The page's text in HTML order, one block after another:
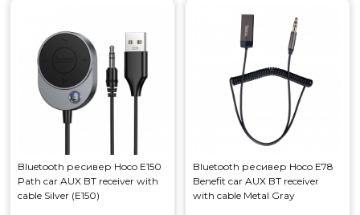
Bluetooth ресивер Hoco E150
Path car AUX BT receiver with
cable Silver (E150)
Bluetooth ресивер Hoco E78
Benefit car AUX BT receiver
with cable Metal Gray